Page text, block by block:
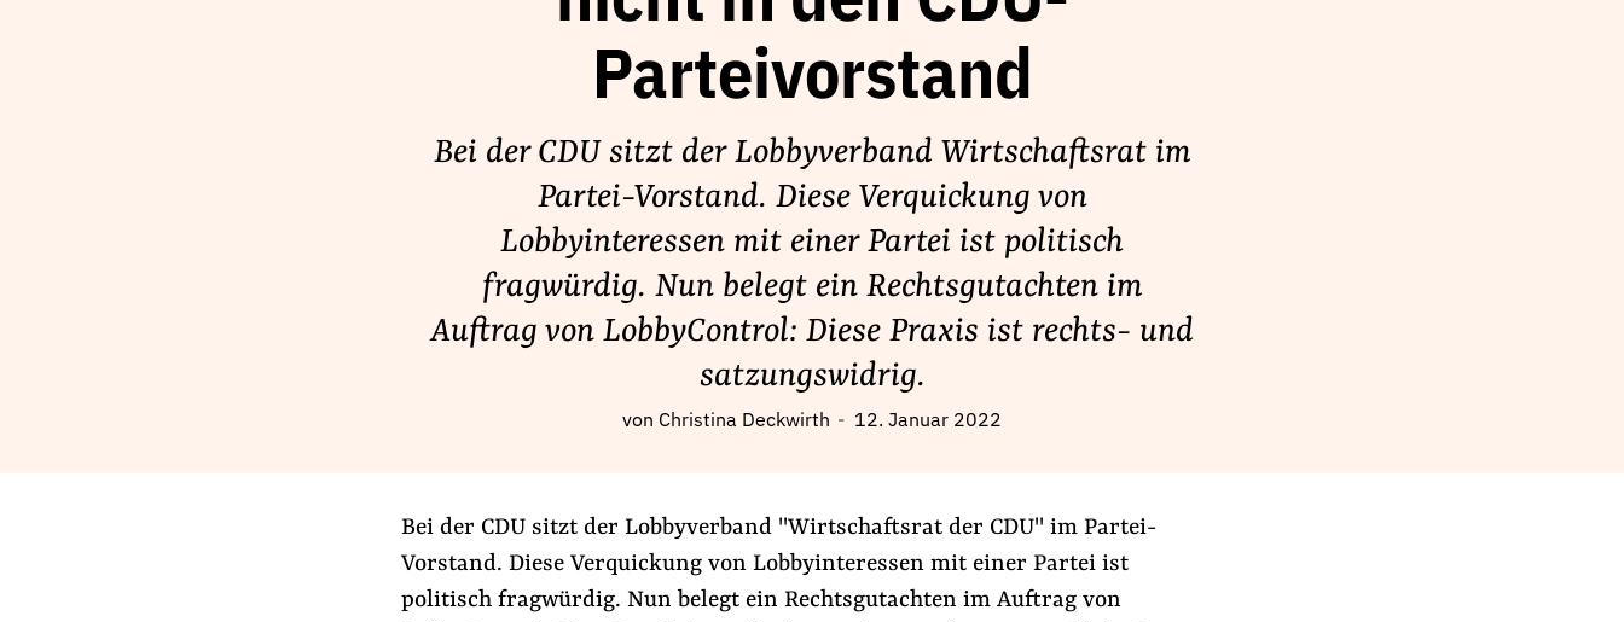
Parteivorstand
Bei der CDU sitzt der Lobbyverband Wirtschaftsrat im
Partei-Vorstand. Diese Verquickung von
Lobbyinteressen mit einer Partei ist politisch
fragwürdig. Nun belegt ein Rechtsgutachten im
Auftrag von LobbyControl: Diese Praxis ist rechts- und
satzungswidrig.
von Christina Deckwirth 12. Januar 2022
Bei der CDU sitzt der Lobbyverband "Wirtschaftsrat der CDU" im Partei-
Vorstand. Diese Verquickung von Lobbyinteressen mit einer Partei ist
politisch fragwürdig. Nun belegt ein Rechtsgutachten im Auftrag von